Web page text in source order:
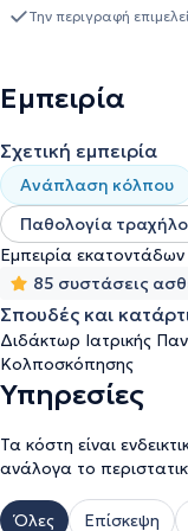
διαθέτει την
(Υστεροσκόπηση,
Μαστολογίας. Έχει δημοσιεύσει πλήθος άρθρων σε ελληνικά και ξένα επιστημονικά περιοδικά. Ενημερώνεται και
συνεδρίων και
Πατρών, της European
Ελληνικής Εταιρείας
γυναικολογικό
φιλόξενος,
πλέον σύγχρονα
Την περιγραφή
Εμπειρία
Σχετική εμπειρία
Ανάπλαση κόλπου
Παθολογία
Εμπειρία
85 συστάσεις
Σπουδές και
Διδάκτωρ Ιατρικής
Κολποσκόπησης
Υπηρεσίες
Τα κόστη είναι
ανάλογα το
Όλες Επίσκεψη